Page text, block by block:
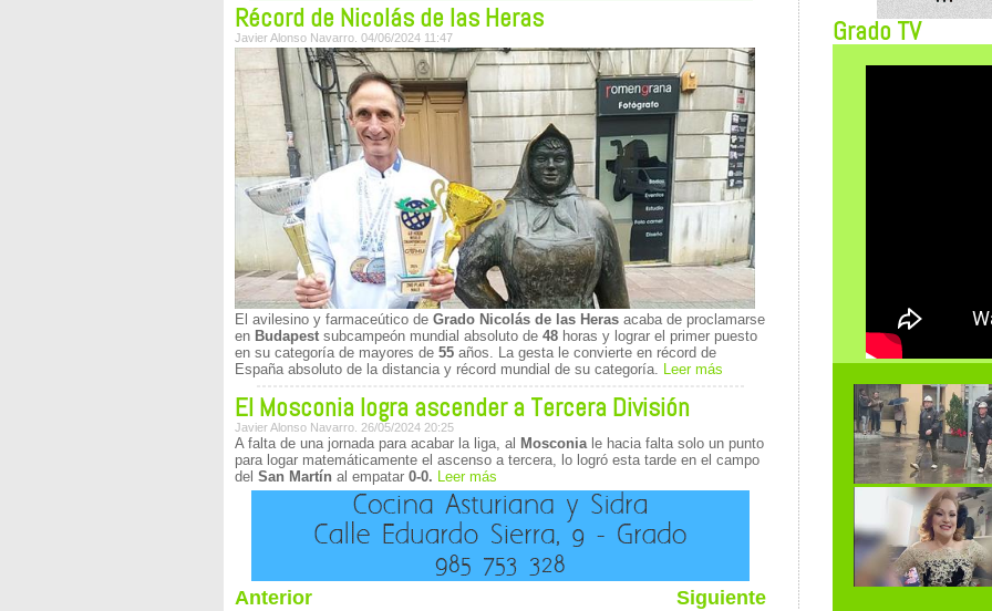
Récord de Nicolás de las Heras
Javier Alonso Navarro. 04/06/2024 11:47
El avilesino y farmaceútico de Grado Nicolás de las Heras acaba de proclamarse
en Budapest subcampeón mundial absoluto de 48 horas y lograr el primer puesto
en su categoría de mayores de 55 años. La gesta le convierte en récord de
España absoluto de la distancia y récord mundial de su categoría. Leer más
El Mosconia logra ascender a Tercera División
Javier Alonso Navarro. 26/05/2024 20:25
A falta de una jornada para acabar la liga, al Mosconia le hacia falta solo un punto
para logar matemáticamente el ascenso a tercera, lo logró esta tarde en el campo
del San Martín al empatar 0-0. Leer más
Anterior Siguiente
Grado TV